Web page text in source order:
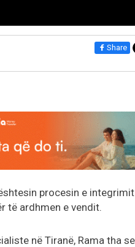
Share
procesin e
të ardhmen e vendit.
në Tiranë, Rama tha